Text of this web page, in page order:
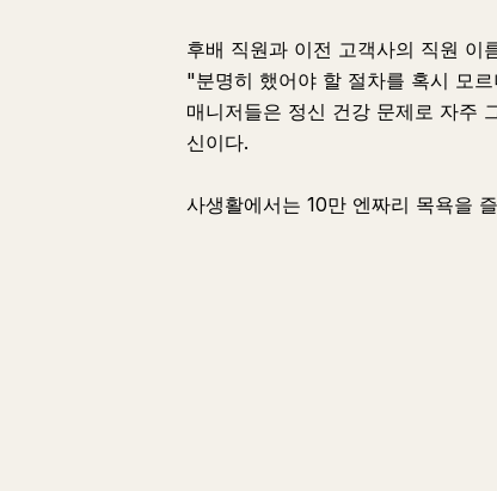
후배 직원과 이전 고객사의 직원 이
"분명히 했어야 할 절차를 혹시 모
매니저들은 정신 건강 문제로 자주
신이다.
사생활에서는 10만 엔짜리 목욕을